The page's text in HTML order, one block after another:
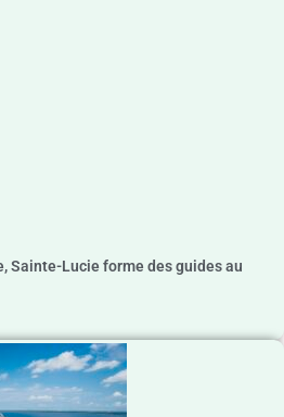
Sainte-Lucie forme des guides au